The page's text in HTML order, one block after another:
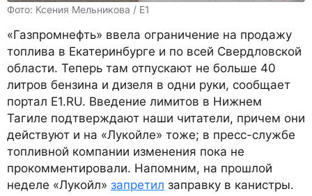
Фото: Ксения Мельникова / E1
«Газпромнефть» ввела ограничение на продажу
топлива в Екатеринбурге и по всей Свердловской
области. Теперь там отпускают не больше 40
литров бензина и дизеля в одни руки, сообщает
портал E1.RU. Введение лимитов в Нижнем
Тагиле подтверждают наши читатели, причем они
действуют и на «Лукойле» тоже; в пресс-службе
топливной компании изменения пока не
прокомментировали. Напомним, на прошлой
неделе «Лукойл» запретил заправку в канистры.